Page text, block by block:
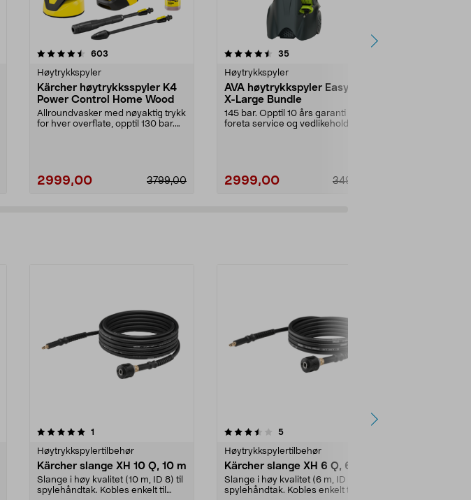
603
Høytrykkspyler
Kärcher høytrykksspyler K4
Power Control Home Wood
Allroundvasker med nøyaktig trykk
for hver overflate, opptil 130 bar.
2999,00 3799,00
4.5 av 5 stjerner 35anmeldelser
Høytrykkspyler
AVA høytrykkspyler Easy P57
X-Large Bundle
145 bar. Opptil 10 års garanti –
foreta service og vedlikehold selv.
2999,00 3499,00
4.5 av 5 stjerner
1
Høytrykkspylertilbehør
Kärcher slange XH 10 Q, 10 m
Slange i høy kvalitet (10 m, ID 8) til
spylehåndtak. Kobles enkelt til
3.5av 5 stjerner 5anmeldelser
Høytrykkspylertilbehør
Kärcher slange XH 6 Q, 6 m
Slange i høy kvalitet (6 m, ID 8) til
spylehåndtak. Kobles enkelt til
4.5av 5 stjerner